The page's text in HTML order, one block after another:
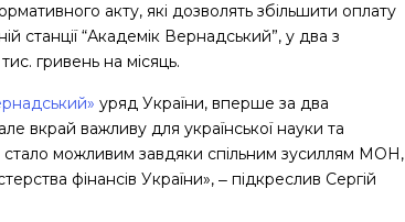
акту, які дозволять збільшити оплату
станції “Академік Вернадський”, у два з
гривень на місяць.
уряд України, вперше за два
вкрай важливу для української науки та
стало можливим завдяки спільним зусиллям МОН,
фінансів України», ‒ підкреслив Сергій